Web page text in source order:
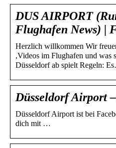
DUS AIRPORT
Flughafen News) |
Herzlich willkommen Wir
,Videos im Flughafen und was
Düsseldorf ab spielt Regeln:
Düsseldorf Airport
Düsseldorf Airport ist bei
dich mit …